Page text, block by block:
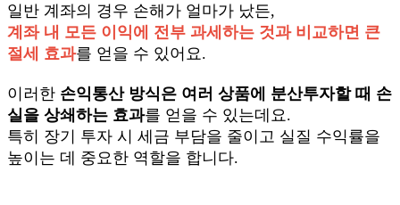
일반 계좌의 경우 손해가 얼마가 났든,
계좌 내 모든 이익에 전부 과세하는 것과 비교하면 큰
절세 효과를 얻을 수 있어요.
이러한 손익통산 방식은 여러 상품에 분산투자할 때 손
실을 상쇄하는 효과를 얻을 수 있는데요.
특히 장기 투자 시 세금 부담을 줄이고 실질 수익률을
높이는 데 중요한 역할을 합니다.